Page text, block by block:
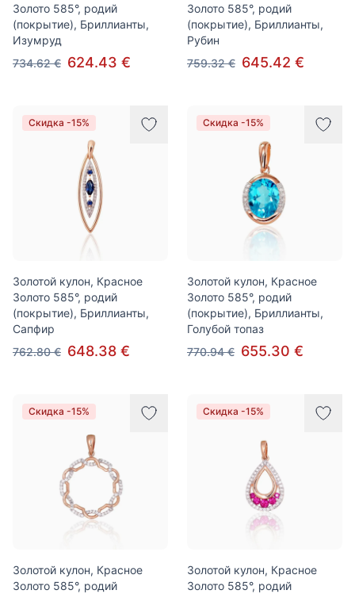
Золото 585°, родий
(покрытие), Бриллианты,
Изумруд
734.62 € 624.43 €
Золото 585°, родий
(покрытие), Бриллианты,
Рубин
759.32 € 645.42 €
Скидка -15%
Золотой кулон, Красное
Золото 585°, родий
(покрытие), Бриллианты,
Сапфир
762.80 € 648.38 €
Скидка -15%
Золотой кулон, Красное
Золото 585°, родий
(покрытие), Бриллианты,
Голубой топаз
770.94 € 655.30 €
Скидка -15%
Золотой кулон, Красное
Золото 585°, родий
Скидка -15%
Золотой кулон, Красное
Золото 585°, родий